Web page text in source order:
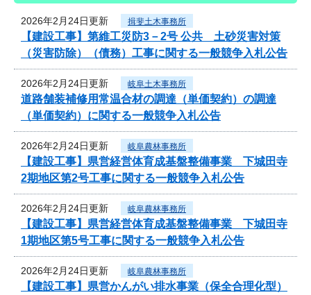
2026年2月24日更新 揖斐土木事務所
【建設工事】第維工災防3－2号 公共 土砂災害対策
（災害防除）（債務）工事に関する一般競争入札公告
2026年2月24日更新 岐阜土木事務所
道路舗装補修用常温合材の調達（単価契約）の調達
（単価契約）に関する一般競争入札公告
2026年2月24日更新 岐阜農林事務所
【建設工事】県営経営体育成基盤整備事業 下城田寺
2期地区第2号工事に関する一般競争入札公告
2026年2月24日更新 岐阜農林事務所
【建設工事】県営経営体育成基盤整備事業 下城田寺
1期地区第5号工事に関する一般競争入札公告
2026年2月24日更新 岐阜農林事務所
【建設工事】県営かんがい排水事業（保全合理化型）